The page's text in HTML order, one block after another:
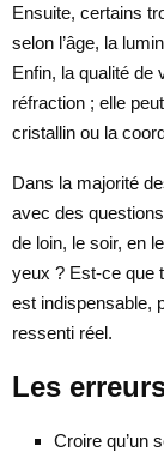
Ensuite, certains
selon l’âge, la
Enfin, la qualité de
réfraction ; elle
cristallin ou la
Dans la majorité
avec des
de loin, le soir, en
yeux ? Est-ce que
est indispensable,
ressenti réel.
Les
Croire qu’un